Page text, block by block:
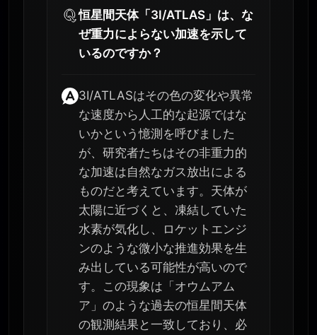
恒星間天体「3I/ATLAS」は、な
ぜ重力によらない加速を示して
いるのですか？
3I/ATLASはその色の変化や異常
な速度から人工的な起源ではな
いかという憶測を呼びました
が、研究者たちはその非重力的
な加速は自然なガス放出による
ものだと考えています。天体が
太陽に近づくと、凍結していた
水素が気化し、ロケットエンジ
ンのような微小な推進効果を生
み出している可能性が高いので
す。この現象は「オウムアム
ア」のような過去の恒星間天体
の観測結果と一致しており、必